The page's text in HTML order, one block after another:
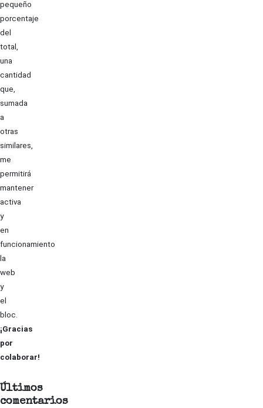
pequeño
porcentaje
del
total,
una
cantidad
que,
sumada
a
otras
similares,
me
permitirá
mantener
activa
y
en
funcionamiento
la
web
y
el
bloc.
¡Gracias
por
colaborar!
Últimos
comentarios